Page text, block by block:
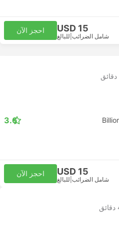
USD 15
شامل الضرائب للبالغ
احجز الآن
3.6
USD 15
شامل الضرائب للبالغ
احجز الآن